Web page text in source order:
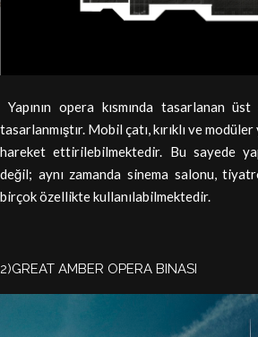
Yapının opera kısmında tasarlanan
tasarlanmıştır. Mobil çatı, kırıklı ve
hareket ettirilebilmektedir. Bu sayede
değil; aynı zamanda sinema salonu,
birçok özellikte kullanılabilmektedir.
2)GREAT AMBER OPERA BINASI